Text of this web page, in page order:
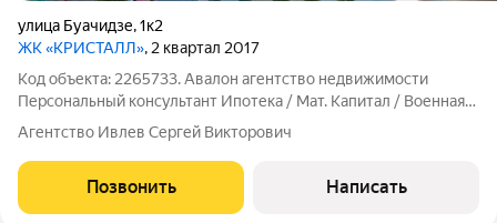
улица Буачидзе,1к2
ЖК «КРИСТАЛЛ», 2 квартал 2017
Код объекта: 2265733. Авалон агентство недвижимости
Персональный консультант Ипотека / Мат. Капитал / Военная
Ипотека Юр. Сопровождение. Квартира с индивидуальным
отоплением для большой семьи. Ремонт от застройщика. Пол
черновая стяжка, стены
Агентство Ивлев Сергей Викторович
Позвонить Написать